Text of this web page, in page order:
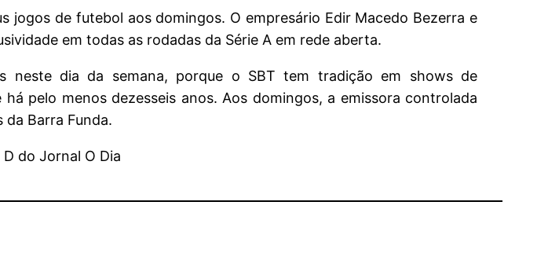
de futebol aos domingos. O empresário Edir Macedo Bezerra e
em todas as rodadas da Série A em rede aberta.
neste dia da semana, porque o SBT tem tradição em shows de
pelo menos dezesseis anos. Aos domingos, a emissora controlada
Barra Funda.
do Jornal O Dia